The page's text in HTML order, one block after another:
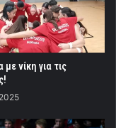
με νίκη για τις